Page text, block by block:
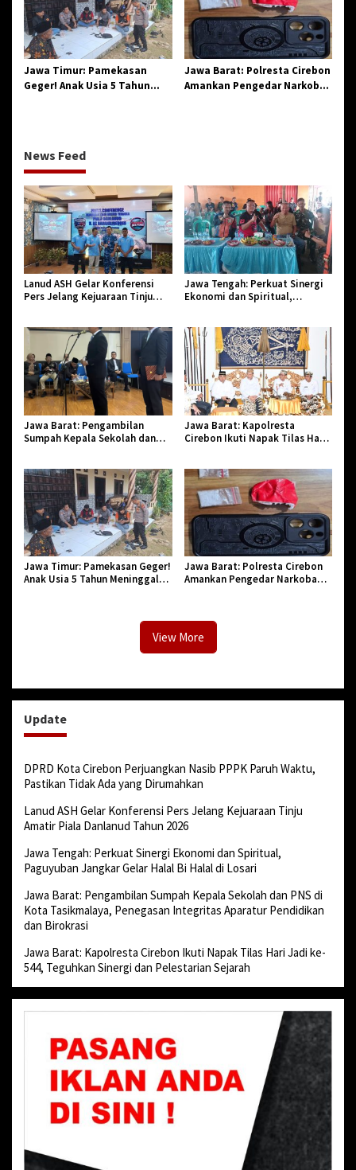
Birokrasi
Jawa Timur: Pamekasan
Geger! Anak Usia 5 Tahun
Jawa Barat: Polresta Cirebon
Amankan Pengedar Narkoba
News Feed
Lanud ASH Gelar Konferensi
Pers Jelang Kejuaraan Tinju
Jawa Tengah: Perkuat Sinergi
Ekonomi dan Spiritual,
Jawa Barat: Pengambilan
Sumpah Kepala Sekolah dan
Pendidikan dan Birokrasi
Jawa Barat: Kapolresta
Cirebon Ikuti Napak Tilas Hari
Jawa Timur: Pamekasan Geger!
Anak Usia 5 Tahun Meninggal
Jawa Barat: Polresta Cirebon
Amankan Pengedar Narkoba
View More
Update
DPRD Kota Cirebon Perjuangkan Nasib PPPK Paruh Waktu,
Pastikan Tidak Ada yang Dirumahkan
Lanud ASH Gelar Konferensi Pers Jelang Kejuaraan Tinju
Amatir Piala Danlanud Tahun 2026
Jawa Tengah: Perkuat Sinergi Ekonomi dan Spiritual,
Paguyuban Jangkar Gelar Halal Bi Halal di Losari
Jawa Barat: Pengambilan Sumpah Kepala Sekolah dan PNS di
Kota Tasikmalaya, Penegasan Integritas Aparatur Pendidikan
dan Birokrasi
Jawa Barat: Kapolresta Cirebon Ikuti Napak Tilas Hari Jadi ke-
544, Teguhkan Sinergi dan Pelestarian Sejarah